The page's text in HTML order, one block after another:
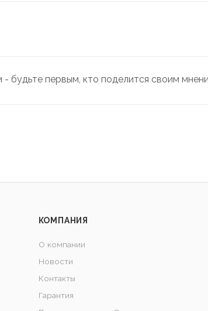
будьте первым, кто поделится своим
КОМПАНИЯ
О компании
Новости
Контакты
Гарантия